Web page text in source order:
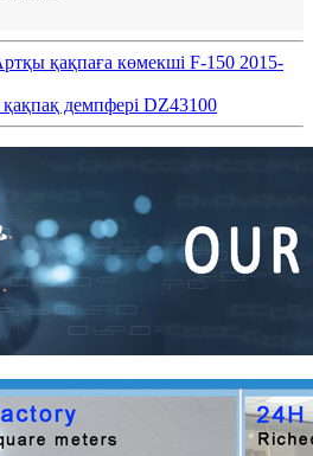
қақпаға көмекші F-150 2015-
демпфері DZ43100